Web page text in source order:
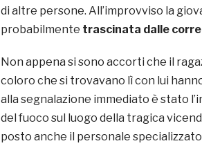
di altre persone. All’improvviso la
probabilmente trascinata dalle
Non appena si sono accorti che il
coloro che si trovavano lì con lui
alla segnalazione immediato è stato
del fuoco sul luogo della tragica
posto anche il personale